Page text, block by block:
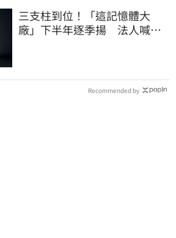
三支柱到位！「這記憶體大
廠」下半年逐季揚 法人喊
Recommended by